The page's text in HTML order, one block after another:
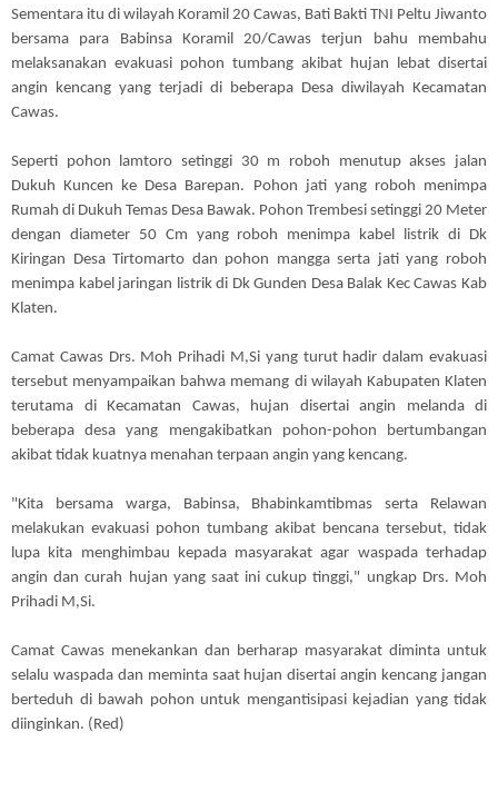
Sementara itu di wilayah Koramil 20 Cawas, Bati Bakti TNI Peltu Jiwanto
bersama para Babinsa Koramil 20/Cawas terjun bahu membahu
melaksanakan evakuasi pohon tumbang akibat hujan lebat disertai
angin kencang yang terjadi di beberapa Desa diwilayah Kecamatan
Cawas.
Seperti pohon lamtoro setinggi 30 m roboh menutup akses jalan
Dukuh Kuncen ke Desa Barepan. Pohon jati yang roboh menimpa
Rumah di Dukuh Temas Desa Bawak. Pohon Trembesi setinggi 20 Meter
dengan diameter 50 Cm yang roboh menimpa kabel listrik di Dk
Kiringan Desa Tirtomarto dan pohon mangga serta jati yang roboh
menimpa kabel jaringan listrik di Dk Gunden Desa Balak Kec Cawas Kab
Klaten.
Camat Cawas Drs. Moh Prihadi M,Si yang turut hadir dalam evakuasi
tersebut menyampaikan bahwa memang di wilayah Kabupaten Klaten
terutama di Kecamatan Cawas, hujan disertai angin melanda di
beberapa desa yang mengakibatkan pohon-pohon bertumbangan
akibat tidak kuatnya menahan terpaan angin yang kencang.
"Kita bersama warga, Babinsa, Bhabinkamtibmas serta Relawan
melakukan evakuasi pohon tumbang akibat bencana tersebut, tidak
lupa kita menghimbau kepada masyarakat agar waspada terhadap
angin dan curah hujan yang saat ini cukup tinggi," ungkap Drs. Moh
Prihadi M,Si.
Camat Cawas menekankan dan berharap masyarakat diminta untuk
selalu waspada dan meminta saat hujan disertai angin kencang jangan
berteduh di bawah pohon untuk mengantisipasi kejadian yang tidak
diinginkan. (Red)